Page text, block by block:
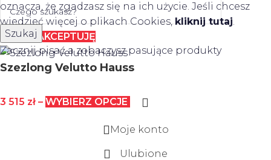
Szukaj
Zacznij pisać a zobaczysz pasujące produkty
oznacza, że zgadzasz się na ich użycie. Jeśli chcesz
wiedzieć więcej o plikach Cookies,kliknij tutaj.
Więcej AKCEPTUJĘ
Szezlong Velutto Hauss
3 515 zł – WYBIERZ OPCJE
Moje konto
Ulubione